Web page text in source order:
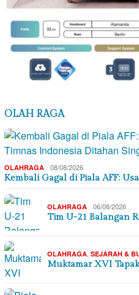
OLAH RAGA
OLAHRAGA 08/08/2026
Kembali Gagal di Piala AFF:
OLAHRAGA 06/08/2026
Tim U-21 Balangan
OLAHRAGA SEJARAH &
Muktamar XVI